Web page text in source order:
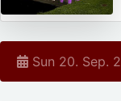
Sun 20. Sep.